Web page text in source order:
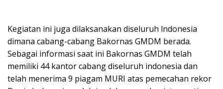
Kegiatan ini juga dilaksanakan diseluruh lndonesia
dimana cabang-cabang Bakornas GMDM berada.
Sebagai informasi saat ini Bakornas GMDM telah
memiliki 44 kantor cabang diseluruh indonesia dan
telah menerima 9 piagam MURI atas pemecahan rekor